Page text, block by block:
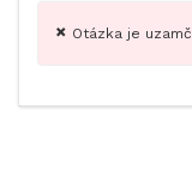
Otázka je